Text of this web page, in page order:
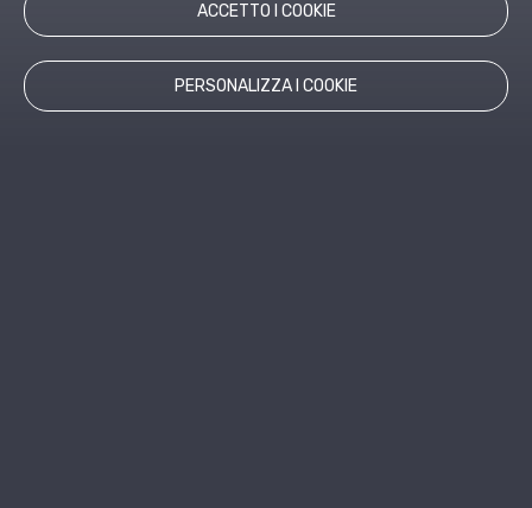
ACCETTO I COOKIE
PERSONALIZZA I COOKIE